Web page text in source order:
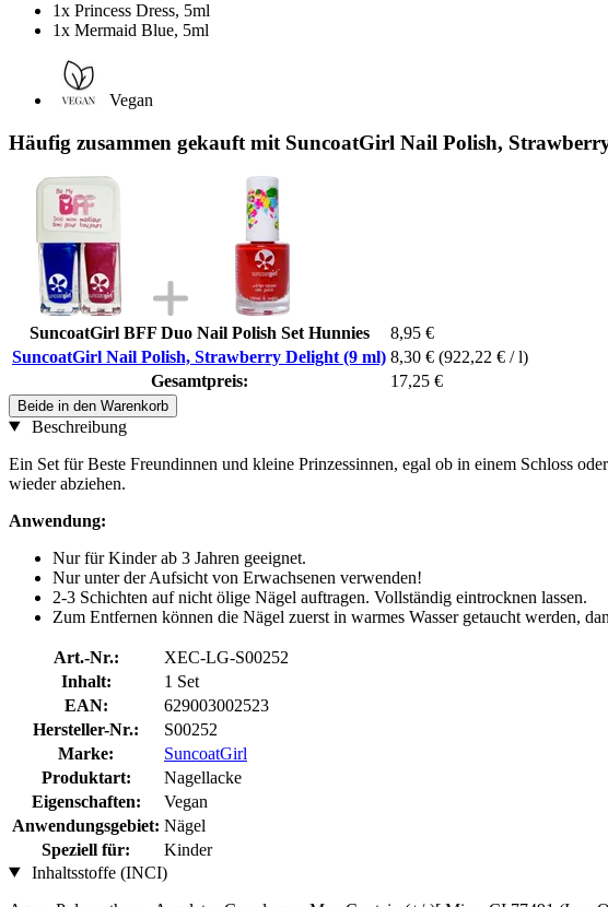
1x Princess Dress, 5ml
1x Mermaid Blue, 5ml
Vegan
Häufig zusammen gekauft mit SuncoatGirl Nail Polish,
SuncoatGirl BFF Duo Nail Polish Set Hunnies
8,95 €
SuncoatGirl Nail Polish, Strawberry Delight (9 ml) 8,30 € (922,22 € / l)
Gesamtpreis:
17,25 €
Beide in den Warenkorb
Beschreibung
Ein Set für Beste Freundinnen und kleine Prinzessinnen, egal ob in einem Schloss
wieder abziehen.
Anwendung:
Nur für Kinder ab 3 Jahren geeignet.
Nur unter der Aufsicht von Erwachsenen verwenden!
2-3 Schichten auf nicht ölige Nägel auftragen. Vollständig eintrocknen lassen.
Zum Entfernen können die Nägel zuerst in warmes Wasser getaucht werden,
Art.-Nr.:
XEC-LG-S00252
Inhalt:
1 Set
EAN:
629003002523
Hersteller-Nr.:
S00252
Marke:
SuncoatGirl
Produktart:
Nagellacke
Eigenschaften:
Vegan
Anwendungsgebiet: Nägel
Speziell für:
Kinder
Inhaltsstoffe (INCI)